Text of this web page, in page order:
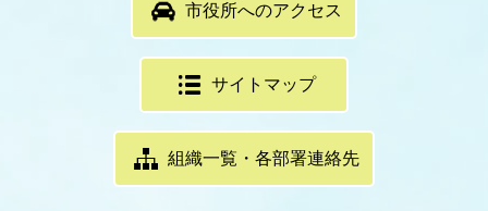
市役所へのアクセス
サイトマップ
組織一覧・各部署連絡先